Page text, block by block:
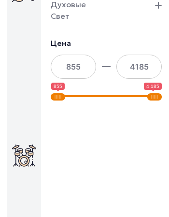
Духовые
Свет
Цена
855 4 185